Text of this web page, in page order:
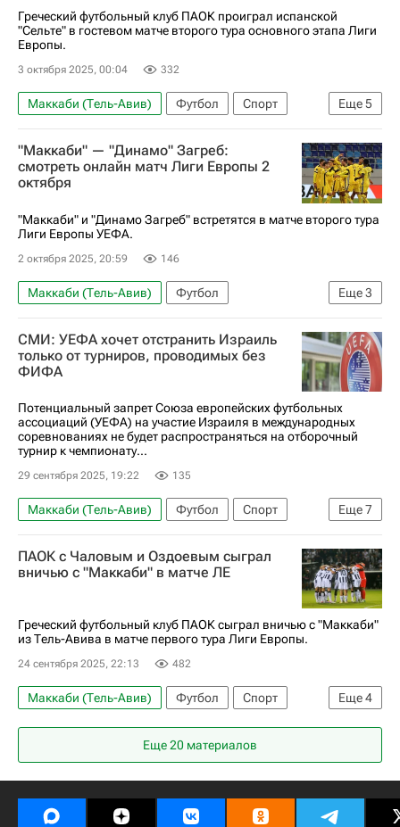
АПЛ 2026-2027 (Чемпионат Англии по футболу)
Крис Вуд
Греческий футбольный клуб ПАОК проиграл испанской
"Сельте" в гостевом матче второго тура основного этапа Лиги
Европы.
3 октября 2025, 00:04 332
Еще5
Маккаби (Тель-Авив) Футбол
Спорт
Яго Аспас
Борха Иглесиас
Магомед Оздоев
Сельта ПАОК
"Маккаби" — "Динамо" Загреб:
смотреть онлайн матч Лиги Европы 2
октября
"Маккаби" и "Динамо Загреб" встретятся в матче второго тура
Лиги Европы УЕФА.
2 октября 2025, 20:59 146
Еще3
Маккаби (Тель-Авив)
Футбол
Динамо (Загреб)
Лига Европы УЕФА 2026-2027
Анонсы и трансляции матчей
СМИ: УЕФА хочет отстранить Израиль
только от турниров, проводимых без
ФИФА
Потенциальный запрет Союза европейских футбольных
ассоциаций (УЕФА) на участие Израиля в международных
соревнованиях не будет распространяться на отборочный
турнир к чемпионату...
29 сентября 2025, 19:22 135
Еще7
Маккаби (Тель-Авив) Футбол
Спорт
Израиль
США
Тель-Авив
Джанни Инфантино
Дональд Трамп
Лига Наций
ПАОК с Чаловым и Оздоевым сыграл
вничью с "Маккаби" в матче ЛЕ
Греческий футбольный клуб ПАОК сыграл вничью с "Маккаби"
из Тель-Авива в матче первого тура Лиги Европы.
24 сентября 2025, 22:13 482
Еще4
Маккаби (Тель-Авив) Футбол
Спорт
ПАОК
Магомед Оздоев
Федор Чалов
Лига Европы УЕФА 2026-2027
Еще 20 материалов